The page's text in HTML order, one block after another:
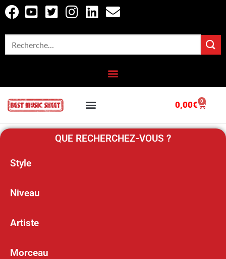
0,00€ 0
QUE RECHERCHEZ-VOUS ?
Style
Niveau
Artiste
Morceau